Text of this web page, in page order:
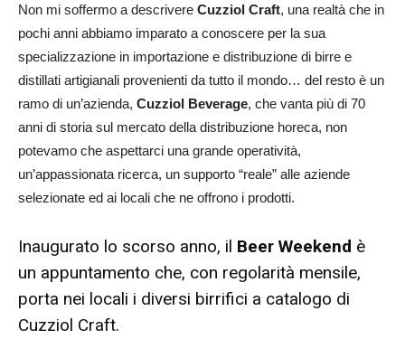
Non mi soffermo a descrivere Cuzziol Craft, una realtà che in
pochi anni abbiamo imparato a conoscere per la sua
specializzazione in importazione e distribuzione di birre e
distillati artigianali provenienti da tutto il mondo… del resto è un
ramo di un’azienda, Cuzziol Beverage, che vanta più di 70
anni di storia sul mercato della distribuzione horeca, non
potevamo che aspettarci una grande operatività,
un’appassionata ricerca, un supporto “reale” alle aziende
selezionate ed ai locali che ne offrono i prodotti.
Inaugurato lo scorso anno, il Beer Weekend è
un appuntamento che, con regolarità mensile,
porta nei locali i diversi birrifici a catalogo di
Cuzziol Craft.